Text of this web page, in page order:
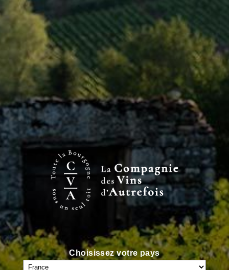
Choisissez votre pays
Niveau Village
Couleur
VIN PRÉCÉDENT
VIN SUIVANT >